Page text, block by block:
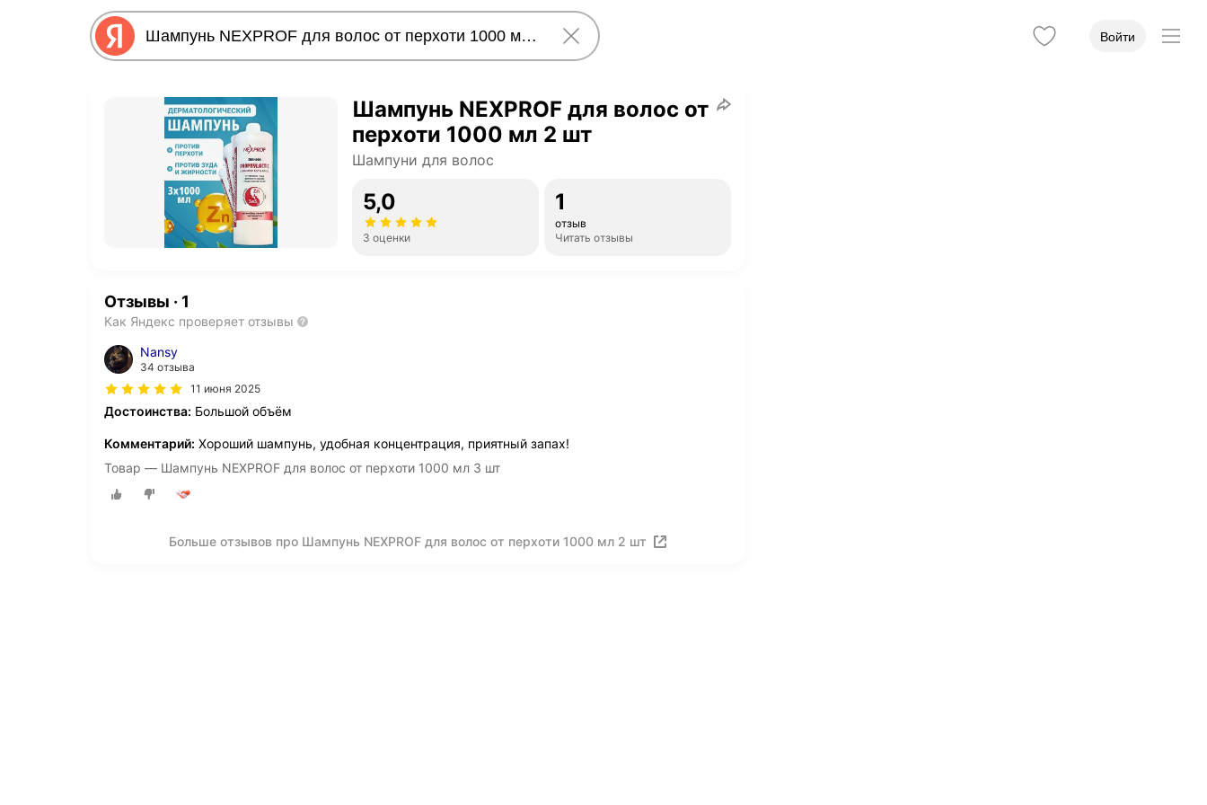
Войти
Шампунь NEXPROF для волос от
перхоти 1000 мл 2 шт
Шампуни для волос
5,0
3 оценки
1
отзыв
Читать отзывы
Отзывы · 1
Как Яндекс проверяет отзывы
Nansy
34 отзыва
11 июня 2025
Достоинства: Большой объём
Комментарий: Хороший шампунь, удобная концентрация, приятный запах!
Товар — Шампунь NEXPROF для волос от перхоти 1000 мл 3 шт
Больше отзывов про Шампунь NEXPROF для волос от перхоти 1000 мл 2 шт